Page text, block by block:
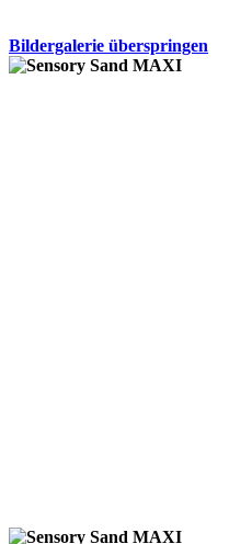
Bildergalerie überspringen